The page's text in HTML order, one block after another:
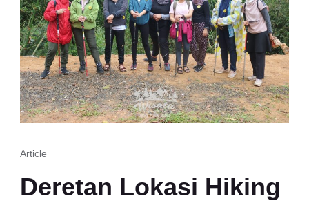
Article
Deretan Lokasi Hiking